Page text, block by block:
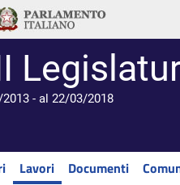
- al 22/03/2018
Lavori Documenti